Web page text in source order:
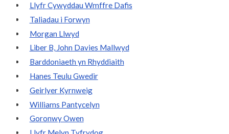
Llyfr Cywyddau Wmffre Dafis
Taliadau i Forwyn
Morgan Llwyd
Liber B, John Davies Mallwyd
Barddoniaeth yn Rhyddiaith
Hanes Teulu Gwedir
Geirlyer Kyrnweig
Williams Pantycelyn
Goronwy Owen